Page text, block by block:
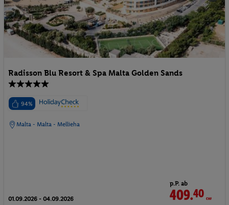
Radisson Blu Resort & Spa Malta Golden Sands
94%
Malta - Malta - Mellieha
01.09.2026 - 04.09.2026
p.P. ab
409.40CHF